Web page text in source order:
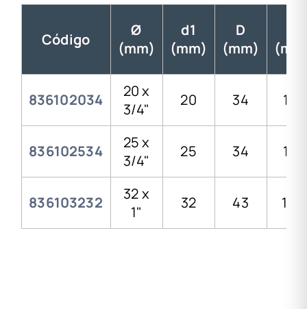
Código
Ø
(mm)
d1
(mm)
D
(mm)
836102034
20 x
3/4"
20 34 119
836102534
25 x
3/4"
25 34 119
836103232
32 x
1"
32 43 134